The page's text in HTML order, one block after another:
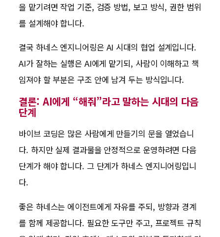
을 맡기려면 작업 기준, 검증 방법, 보고 방식, 권한 범위
를 설계해야 합니다.
결국 하네스 엔지니어링은 AI 시대의 협업 설계입니다.
AI가 잘하는 실행은 AI에게 맡기되, 사람이 이해하고 책
임져야 할 부분은 구조 안에 남겨 두는 방식입니다.
결론: AI에게 “해줘”라고 말하는 시대의 다음
단계
바이브 코딩은 많은 사람에게 만들기의 문을 열었습니
다. 하지만 실제 결과물을 안정적으로 운영하려면 다음
단계가 해야 합니다. 그 단계가 하네스 엔지니어링입니
다.
좋은 하네스는 에이전트에게 자유를 주되, 방향과 경계
를 함께 제공합니다. 필요한 도구만 주고, 프로젝트 규칙